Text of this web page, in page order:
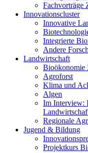
Fachvorträge
Innovationscluster
Innovative
Integrierte
Andere
Landwirtschaft
Bioökonomie
Agroforst
Klima und
Algen
Im Interview:
Regionale
Jugend & Bildung
Projektkurs